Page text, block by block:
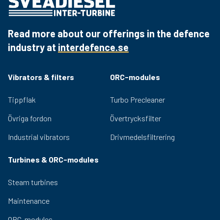
Read more about our offerings in the defence
industry at interdefence.se
Vibrators & filters
Tippflak
Övriga fordon
Industrial vibrators
ORC-modules
Turbo Precleaner
Övertrycksfilter
Drivmedelsfiltrering
Turbines & ORC-modules
Steam turbines
Maintenance